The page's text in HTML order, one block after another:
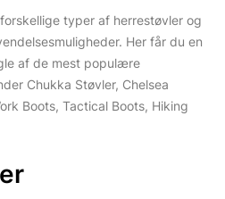
typer af herrestøvler og
Her får du en
af de mest populære
Chukka Støvler, Chelsea
Boots, Tactical Boots, Hiking